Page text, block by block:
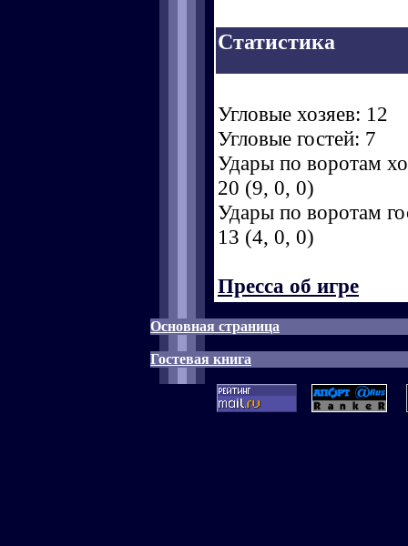
Статистика
Угловые хозяев: 12
Угловые гостей: 7
Удары по воротам
20 (9, 0, 0)
Удары по воротам
13 (4, 0, 0)
Пресса об игре
Основная страница
Гостевая книга